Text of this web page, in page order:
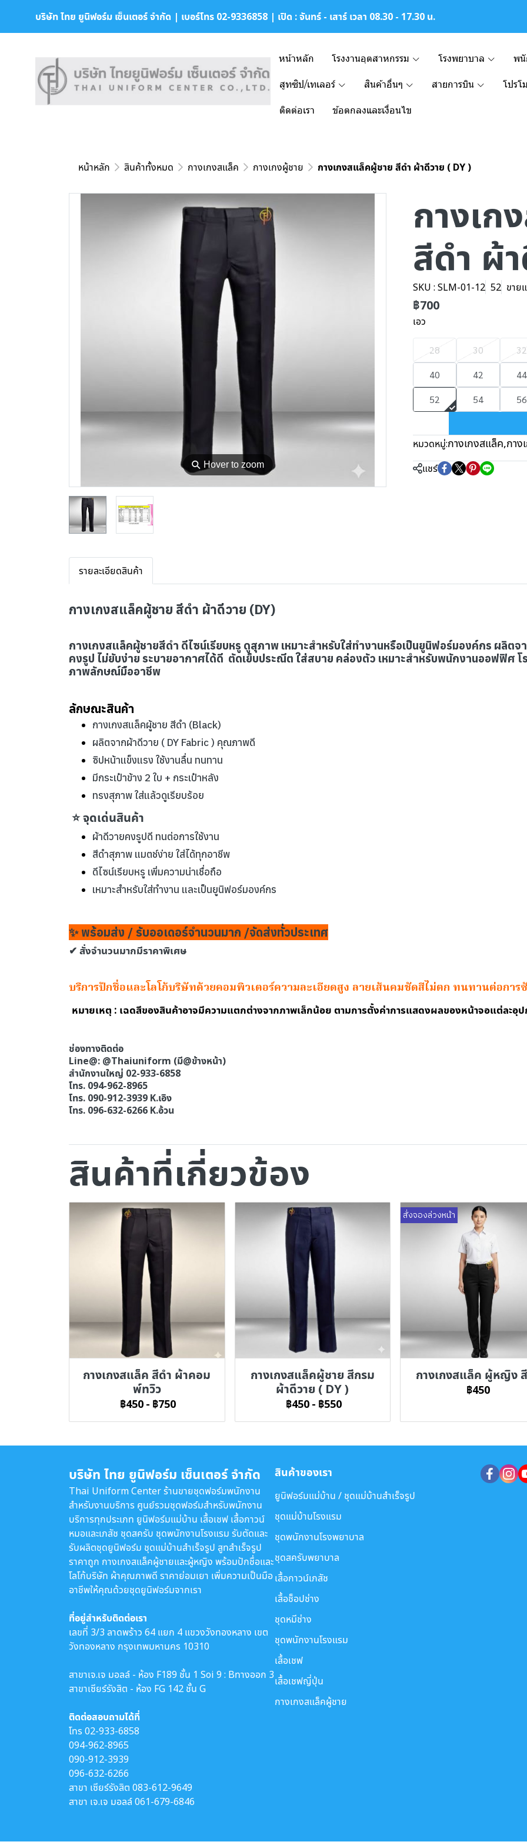
บริษัท ไทย ยูนิฟอร์ม เซ็นเตอร์ จำกัด | เบอร์โทร 02-9336858 | เปิด : จันทร์ - เสาร์ เวลา 08.30 - 17.30 น.
หน้าหลัก โรงงานอุตสาหกรรม โรงพยาบาล พนั
สูทซิป/เทเลอร์ สินค้าอื่นๆ สายการบิน โปรโ
ติดต่อเรา ข้อตกลงและเงื่อนไข
หน้าหลัก สินค้าทั้งหมด กางเกงสแล็ค กางเกงผู้ชาย กางเกงสแล็คผู้ชาย สีดำ ผ้าดีวาย ( DY )
⚲ Hover to zoom
กางเก
สีดำ ผ้
SKU : SLM-01-12 52 ขาย
฿700
เอว
28 30 32
40
42 44
52
54 56
หมวดหมู่:กางเกงสแล็ค,กาง
แชร์
รายละเอียดสินค้า
กางเกงสแล็คผู้ชาย สีดำ ผ้าดีวาย (DY)
กางเกงสแล็คผู้ชายสีดำ ดีไซน์เรียบหรู ดูสุภาพ เหมาะสำหรับใส่ทำงานหรือเป็นยูนิฟอร์มองค์กร ผลิต
คงรูป ไม่ยับง่าย ระบายอากาศได้ดี ตัดเย็บประณีต ใส่สบาย คล่องตัว เหมาะสำหรับพนักงานออฟฟิศ
ภาพลักษณ์มืออาชีพ
ลักษณะสินค้า
กางเกงสแล็คผู้ชาย สีดำ (Black)
ผลิตจากผ้าดีวาย ( DY Fabric ) คุณภาพดี
ซิปหน้าแข็งแรง ใช้งานลื่น ทนทาน
มีกระเป๋าข้าง 2 ใบ + กระเป๋าหลัง
ทรงสุภาพ ใส่แล้วดูเรียบร้อย
⭐ จุดเด่นสินค้า
ผ้าดีวายคงรูปดี ทนต่อการใช้งาน
สีดำสุภาพ แมตช์ง่าย ใส่ได้ทุกอาชีพ
ดีไซน์เรียบหรู เพิ่มความน่าเชื่อถือ
เหมาะสำหรับใส่ทำงาน และเป็นยูนิฟอร์มองค์กร
✨ พร้อมส่ง / รับออเดอร์จำนวนมาก /จัดส่งทั่วประเทศ
✔ สั่งจำนวนมากมีราคาพิเศษ
บริการปักชื่อและโลโก้บริษัทด้วยคอมพิวเตอร์ความละเอียดสูง ลายเส้นคมชัดสีไม่ตก ทนทานต่อการ
หมายเหตุ : เฉดสีของสินค้าอาจมีความแตกต่างจากภาพเล็กน้อย ตามการตั้งค่าการแสดงผลของหน้าจอแต่ละอุ
ช่องทางติดต่อ
Line@: @Thaiuniform (มี@ข้างหน้า)
สำนักงานใหญ่ 02-933-6858
โทร. 094-962-8965
โทร. 090-912-3939 K.เอิง
โทร. 096-632-6266 K.อ้วน
สินค้าที่เกี่ยวข้อง
กางเกงสแล็ค สีดำ ผ้าคอม
พ์ทวิว
฿450 - ฿750
กางเกงสแล็คผู้ชาย สีกรม
ผ้าดีวาย ( DY )
฿450 - ฿550
สั่งจองล่วงหน้า
กางเกงสแล็ค ผู้หญิง
฿450
บริษัท ไทย ยูนิฟอร์ม เซ็นเตอร์ จำกัด
Thai Uniform Center ร้านขายชุดฟอร์มพนักงาน
สำหรับงานบริการ ศูนย์รวมชุดฟอร์มสำหรับพนักงาน
บริการทุกประเภท ยูนิฟอร์มแม่บ้าน เสื้อเชฟ เสื้อกาวน์
หมอและเภสัช ชุดสครับ ชุดพนักงานโรงแรม รับตัดและ
รับผลิตชุดยูนิฟอร์ม ชุดแม่บ้านสำเร็จรูป สูทสำเร็จรูป
ราคาถูก กางเกงสแล็คผู้ชายและผู้หญิง พร้อมปักชื่อและ
โลโก้บริษัท ผ้าคุณภาพดี ราคาย่อมเยา เพิ่มความเป็นมือ
อาชีพให้คุณด้วยชุดยูนิฟอร์มจากเรา
ที่อยู่สำหรับติดต่อเรา
เลขที่ 3/3 ลาดพร้าว 64 แยก 4 แขวงวังทองหลาง เขต
วังทองหลาง กรุงเทพมหานคร 10310
สาขาเจ.เจ มอลล์ - ห้อง F189 ชั้น 1 Soi 9 : Bทางออก 3
สาขาเซียร์รังสิต - ห้อง FG 142 ชั้น G
ติดต่อสอบถามได้ที่
โทร02-933-6858
094-962-8965
090-912-3939
096-632-6266
สาขา เซียร์รังสิต 083-612-9649
สาขา เจ.เจ มอลล์061-679-6846
สินค้าของเรา
ยูนิฟอร์มแม่บ้าน / ชุดแม่บ้านสำเร็จรูป
ชุดแม่บ้านโรงแรม
ชุดพนักงานโรงพยาบาล
ชุดสครับพยาบาล
เสื้อกาวน์เภสัช
เสื้อช็อปช่าง
ชุดหมีช่าง
ชุดพนักงานโรงแรม
เสื้อเชฟ
เสื้อเชฟญี่ปุ่น
กางเกงสแล็คผู้ชาย